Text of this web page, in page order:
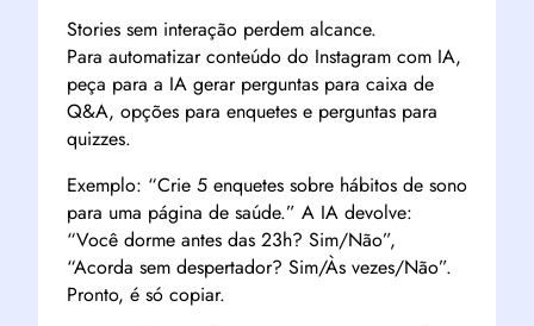
Stories sem interação perdem alcance.
Para automatizar conteúdo do Instagram com IA,
peça para a IA gerar perguntas para caixa de
Q&A, opções para enquetes e perguntas para
quizzes.
Exemplo: “Crie 5 enquetes sobre hábitos de sono
para uma página de saúde.” A IA devolve:
“Você dorme antes das 23h? Sim/Não”,
“Acorda sem despertador? Sim/Às vezes/Não”.
Pronto, é só copiar.